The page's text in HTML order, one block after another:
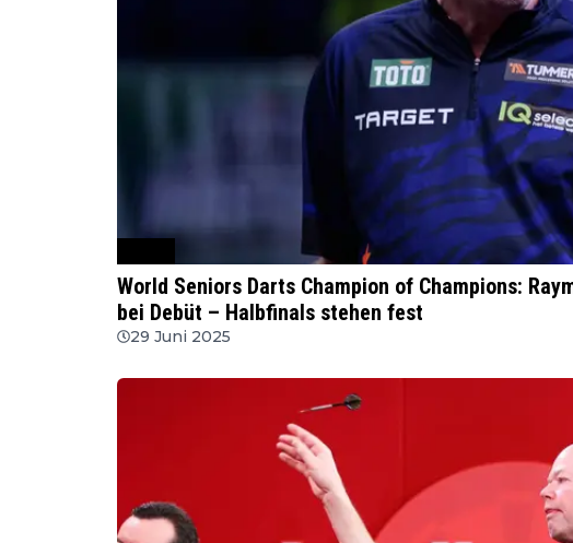
World Seniors Darts Champion of Champions:
bei Debüt – Halbfinals stehen fest
29 Juni 2025